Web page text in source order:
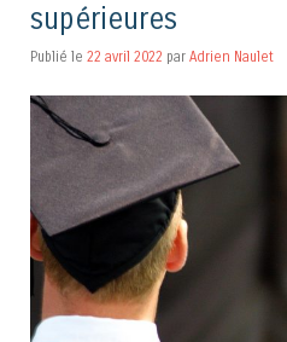
supérieures
Publié le 22 avril 2022 par Adrien Naulet